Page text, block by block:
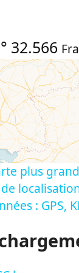
32.566
plus
: GPS,